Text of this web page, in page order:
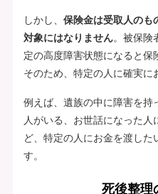
しかし、 保険金は受取人のも
対象にはなりません。被保険
定の高度障害状態になると保
そのため、特定の人に確実に
例えば、遺族の中に障害を持
人がいる、お世話になった
ど、特定の人にお金を渡した
す。
死後整理